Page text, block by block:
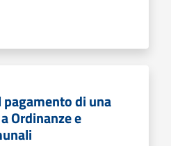
pagamento di una
Ordinanze e